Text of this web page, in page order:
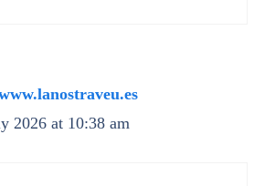
2026 at 10:38 am